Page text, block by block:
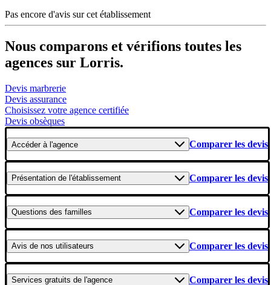
Pas encore d'avis sur cet établissement
Nous comparons et vérifions toutes les
agences sur Lorris.
Devis marbrerie
Devis assurance
Choisissez votre agence certifiée
Devis obsèques
Accéderà l'agence Comparer les devis
Présentation de l'établissement Comparer les devis
Questions des familles Comparer les devis
Avis de nos utilisateurs Comparer les devis
Services gratuits de l'agence Comparer les devis